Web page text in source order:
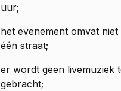
uur;
het evenement omvat
één straat;
er wordt geen livemuziek
gebracht;